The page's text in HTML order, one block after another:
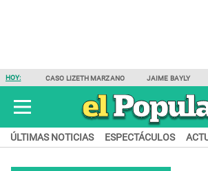
HOY: CASO LIZETH MARZANO JAIME BAYLY
ÚLTIMAS NOTICIAS ESPECTÁCULOS